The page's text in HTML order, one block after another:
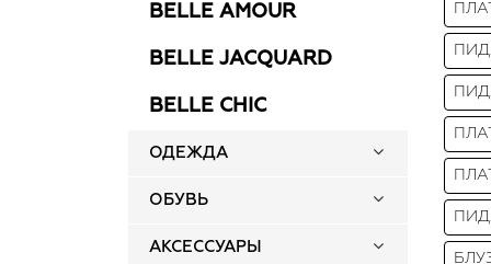
BELLE AMOUR
BELLE JACQUARD
BELLE CHIC
ОДЕЖДА
ОБУВЬ
АКСЕССУАРЫ